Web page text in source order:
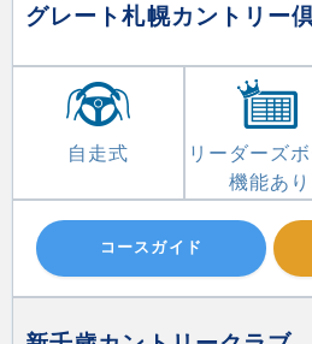
グレート札幌カントリー
自走式
リーダーズ
機能あり
コースガイド